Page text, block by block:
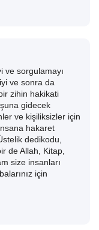
ve sorgulamayı
ve sonra da
zihin hakikati
gidecek
ve kişiliksizler için
hakaret
dedikodu,
de Allah, Kitap,
size insanları
için